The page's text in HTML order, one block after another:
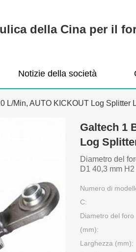
della Cina per il
Notizie della società
L/Min, AUTO KICKOUT Log Splitter
Galtech 1
Log
Diametro del
D1 40,3 mm
Numero di
C:
Diametro del foro
(mm):
Larghezza (mm):